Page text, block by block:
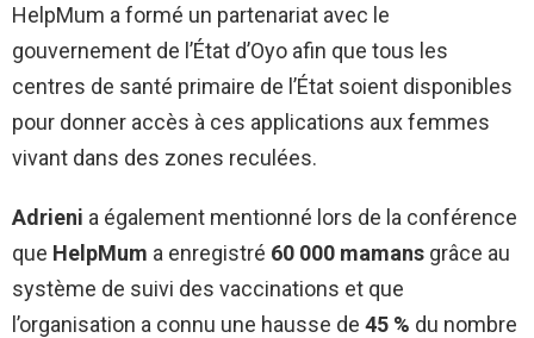
HelpMum a formé un partenariat avec le
gouvernement de l’État d’Oyo afin que tous les
centres de santé primaire de l’État soient disponibles
pour donner accès à ces applications aux femmes
vivant dans des zones reculées.
Adrieni a également mentionné lors de la conférence
que HelpMum a enregistré 60 000 mamans grâce au
système de suivi des vaccinations et que
l’organisation a connu une hausse de 45 % du nombre